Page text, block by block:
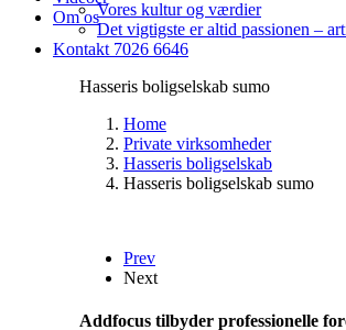
Om osVores kultur og værdier
Det vigtigste er altid passionen –
Kontakt 7026 6646
Hasseris boligselskab sumo
Home
Private virksomheder
Hasseris boligselskab
Hasseris boligselskab sumo
Prev
Next
Addfocus tilbyder professionelle